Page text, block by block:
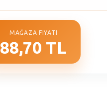
MAĞAZA FIYATI
88,70 TL